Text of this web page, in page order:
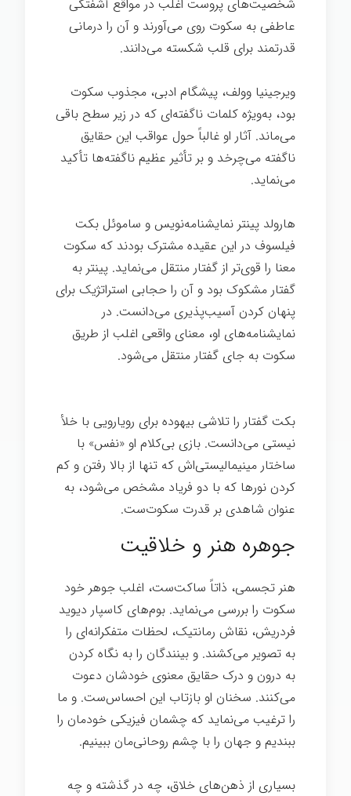
شخصیت‌های پروست اغلب در مواقع آشفتگی
عاطفی به سکوت روی می‌آورند و آن را درمانی
قدرتمند برای قلب شکسته می‌دانند.
ویرجینیا وولف، پیشگام ادبی، مجذوب سکوت
بود، به‌ویژه کلمات ناگفته‌ای که در زیر سطح باقی
می‌ماند. آثار او غالباً حول عواقب این حقایق
ناگفته می‌چرخد و بر تأثیر عظیم ناگفته‌ها تأکید
می‌نماید.
هارولد پینتر نمایشنامه‌نویس و ساموئل بکت
فیلسوف در این عقیده مشترک بودند که سکوت
معنا را قوی‌تر از گفتار منتقل می‌نماید. پینتر به
گفتار مشکوک بود و آن را حجابی استراتژیک برای
پنهان کردن آسیب‌پذیری می‌دانست. در
نمایشنامه‌های او، معنای واقعی اغلب از طریق
سکوت به جای گفتار منتقل می‌شود.
بکت گفتار را تلاشی بیهوده برای رویارویی با خلأ
نیستی می‌دانست. بازی بی‌کلام او «نفس» با
ساختار مینیمالیستی‌اش که تنها از بالا رفتن و کم
کردن نورها که با دو فریاد مشخص می‌شود، به
عنوان شاهدی بر قدرت سکوت‌ست.
جوهره هنر و خلاقیت
هنر تجسمی، ذاتاً ساکت‌ست، اغلب جوهر خود
سکوت را بررسی می‌نماید. بوم‌های کاسپار دیوید
فردریش، نقاش رمانتیک، لحظات متفکرانه‌ای را
به تصویر می‌کشند. و بینندگان را به نگاه کردن
به درون و درک حقایق معنوی خودشان دعوت
می‌کنند. سخنان او بازتاب این احساس‌ست. و ما
را ترغیب می‌نماید که چشمان فیزیکی خودمان را
ببندیم و جهان را با چشم روحانی‌مان ببینیم.
بسیاری از ذهن‌های خلاق، چه در گذشته و چه